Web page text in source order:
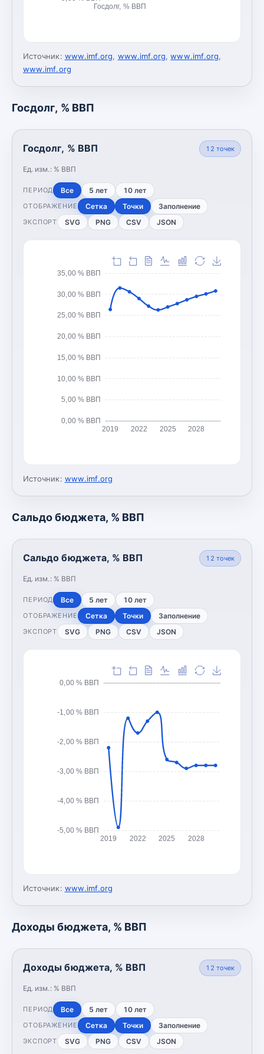
Госдолг, % ВВП
Источник: www.imf.org, www.imf.org,www.imf.org,
www.imf.org
Госдолг, % ВВП
Госдолг, % ВВП
Ед. изм.: % ВВП
12 точек
ПЕРИОД Все 5 лет 10 лет
ОТОБРАЖЕНИЕ Сетка Точки Заполнение
ЭКСПОРТ SVG PNG CSV JSON
0,00 % ВВП
5,00 % ВВП
10,00 % ВВП
15,00 % ВВП
20,00 % ВВП
25,00 % ВВП
30,00 % ВВП
35,00 % ВВП
2019 2022 2025 2028
Источник: www.imf.org
Сальдо бюджета, % ВВП
Сальдо бюджета, % ВВП
Ед. изм.: % ВВП
12 точек
ПЕРИОД Все 5 лет 10 лет
ОТОБРАЖЕНИЕ Сетка Точки Заполнение
ЭКСПОРТ SVG PNG CSV JSON
-5,00 % ВВП
-4,00 % ВВП
-3,00 % ВВП
-2,00 % ВВП
-1,00 % ВВП
0,00 % ВВП
2019 2022 2025 2028
Источник: www.imf.org
Доходы бюджета, % ВВП
Доходы бюджета, % ВВП
Ед. изм.: % ВВП
12 точек
ПЕРИОД Все 5 лет 10 лет
ОТОБРАЖЕНИЕ Сетка Точки Заполнение
ЭКСПОРТ SVG PNG CSV JSON